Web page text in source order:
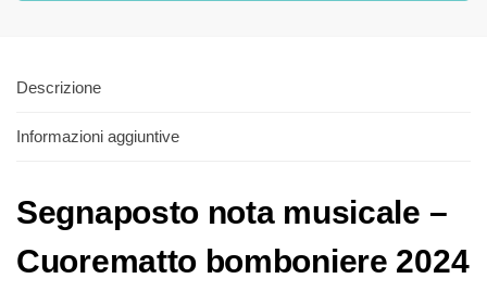
Descrizione
Informazioni aggiuntive
Segnaposto nota musicale –
Cuorematto bomboniere 2024